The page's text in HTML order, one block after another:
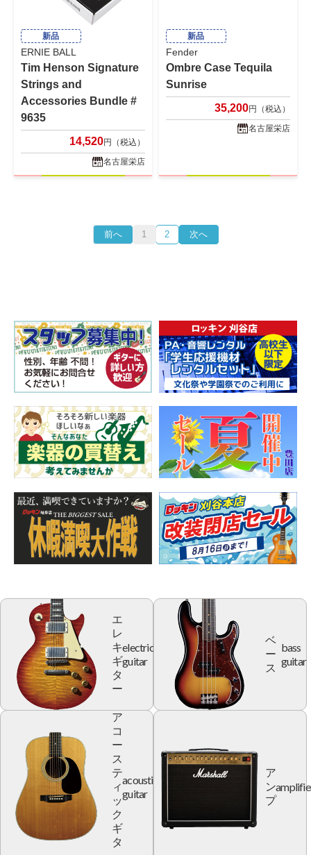
新品
ERNIE BALL
Tim Henson Signature
Strings and
Accessories Bundle #
9635
14,520円（税込）
名古屋栄店
新品
Fender
Ombre Case Tequila
Sunrise
35,200円（税込）
名古屋栄店
前へ 1 2 次へ
エ
レ
キ
ギ
タ
ー
electric
guitar
ベ
ー
ス
bass
guitar
ア
コ
ー
ス
テ
ィ
ッ
ク
ギ
タ
acoustic
guitar
ア
ン
プ